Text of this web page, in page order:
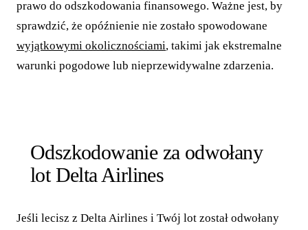
prawo do odszkodowania finansowego. Ważne jest, by
sprawdzić, że opóźnienie nie zostało spowodowane
wyjątkowymi okolicznościami, takimi jak ekstremalne
warunki pogodowe lub nieprzewidywalne zdarzenia.
Odszkodowanie za odwołany
lot Delta Airlines
Jeśli lecisz z Delta Airlines i Twój lot został odwołany